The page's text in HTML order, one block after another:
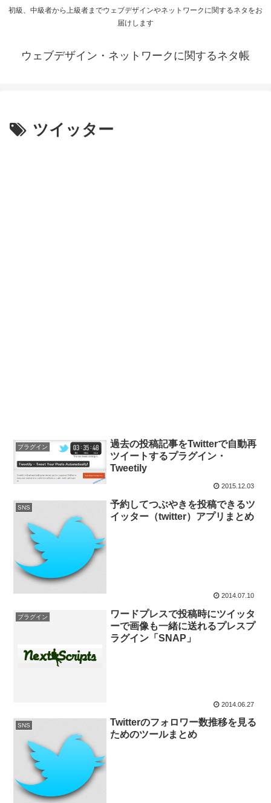
初級、中級者から上級者までウェブデザインやネットワークに関するネタをお
届けします
ウェブデザイン・ネットワークに関するネタ帳
ツイッター
プラグイン
過去の投稿記事をTwitterで自動再
ツイートするプラグイン・
Tweetily
2015.12.03
SNS
予約してつぶやきを投稿できるツ
イッター（twitter）アプリまとめ
2014.07.10
プラグイン
ワードプレスで投稿時にツイッタ
ーで画像も一緒に送れるプレスプ
ラグイン「SNAP」
2014.06.27
SNS
Twitterのフォロワー数推移を見る
ためのツールまとめ